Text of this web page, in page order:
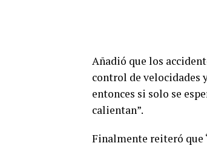
Añadió que los
control de velocidades
entonces si solo se
calientan”.
Finalmente reiteró que